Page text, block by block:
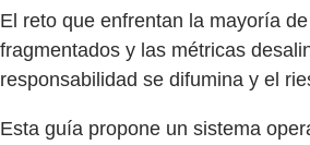
El reto que enfrentan la mayoría
fragmentados y las métricas
responsabilidad se difumina y el
Esta guía propone un sistema